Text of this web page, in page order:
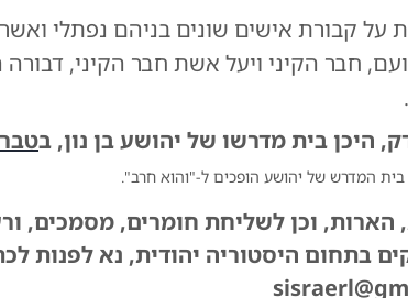
על קבורת אישים שונים בניהם נפתלי
חבר הקיני ויעל אשת חבר הקיני, דבורה
היכן בית מדרשו של יהושע בן נון, ב
הארות, וכן לשליחת חומרים, מסמכים,
בתחום היסטוריה יהודית, נא לפנות